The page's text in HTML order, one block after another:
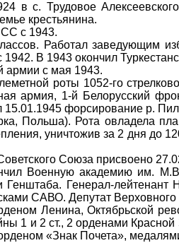
с. Трудовое Алексеевского
крестьянина.
с 1943.
Работал заведующим
В 1943 окончил
с мая 1943.
роты 1052-го
армия, 1-й Белорусский
15.01.1945 форсирование р.
Польша). Рота овладела
уничтожив за 2 дня до
Союза присвоено
Военную академию им.
Генерал-лейтенант
САВО. Депутат Верховного
Ленина, Октябрьской
1 и 2 ст., 2 орденами
«Знак Почета»,